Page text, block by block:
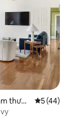
thươn
Xếp hạng
5 (44)